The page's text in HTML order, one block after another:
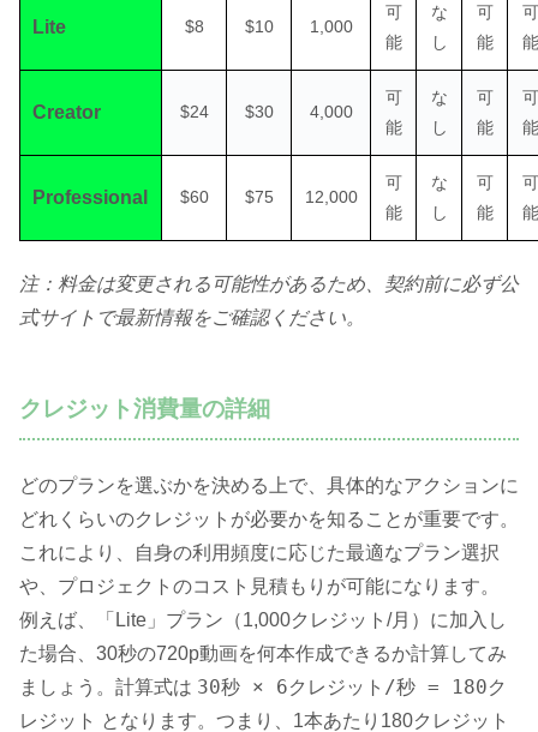
Lite $8 $10 1,000
可
能
な
し
可
能
可
能
Creator $24 $30 4,000
可
能
な
し
可
能
可
能
Professional $60 $75 12,000
可
能
な
し
可
能
可
能
注：料金は変更される可能性があるため、契約前に必ず公
式サイトで最新情報をご確認ください。
クレジット消費量の詳細
どのプランを選ぶかを決める上で、具体的なアクションに
どれくらいのクレジットが必要かを知ることが重要です。
これにより、自身の利用頻度に応じた最適なプラン選択
や、プロジェクトのコスト見積もりが可能になります。
例えば、「Lite」プラン（1,000クレジット/月）に加入し
た場合、30秒の720p動画を何本作成できるか計算してみ
ましょう。計算式は 30秒 × 6クレジット/秒 = 180ク
レジット となります。つまり、1本あたり180クレジット